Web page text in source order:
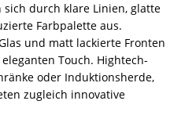
durch klare Linien, glatte
Farbpalette aus.
und matt lackierte Fronten
Touch. Hightech-
oder Induktionsherde,
zugleich innovative